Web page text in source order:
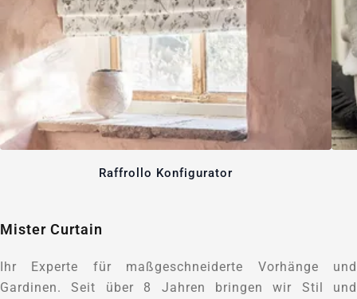
Raffrollo Konfigurator
Mister Curtain
Ihr Experte für maßgeschneiderte Vorhänge und
Gardinen. Seit über 8 Jahren bringen wir Stil und